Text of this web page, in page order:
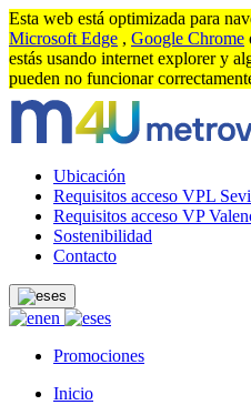
Esta web está optimizada para
Microsoft Edge , Google Chrome
estás usando internet explorer y
pueden no funcionar
Ubicación
Requisitos acceso VPL
Requisitos acceso VP
Sostenibilidad
Contacto
es
en
es
Promociones
Inicio